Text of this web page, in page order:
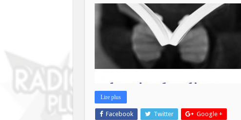
Vie
des
Livres
du
mars
Lire plus
Facebook Twitter Google +